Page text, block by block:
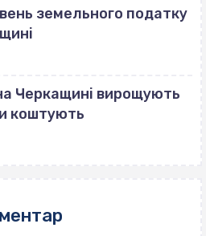
земельного податку
Черкащині вирощують
коштують